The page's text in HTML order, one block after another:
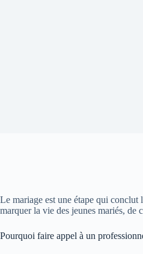
Le mariage est une étape qui
marquer la vie des jeunes mariés, de
Pourquoi faire appel à un